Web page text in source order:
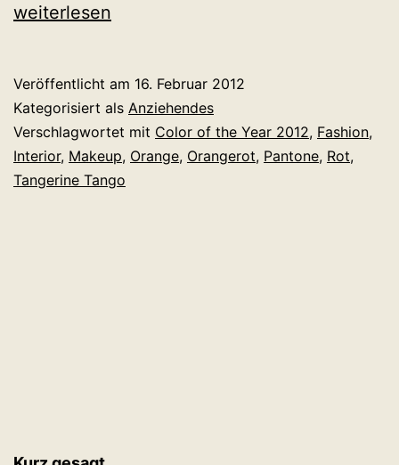
des
weiterlesen
Veröffentlicht am 16. Februar 2012
Kategorisiert als Anziehendes
Verschlagwortet mit Color of the Year 2012, Fashion,
Interior, Makeup, Orange, Orangerot, Pantone, Rot,
Tangerine Tango